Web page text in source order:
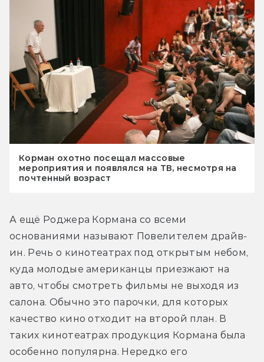
Корман охотно посещал массовые
мероприятия и появлялся на ТВ, несмотря на
почтенный возраст
А ещё Роджера Кормана со всеми
основаниями называют Повелителем драйв-
ин. Речь о кинотеатрах под открытым небом,
куда молодые американцы приезжают на
авто, чтобы смотреть фильмы не выходя из
салона. Обычно это парочки, для которых
качество кино отходит на второй план. В
таких кинотеатрах продукция Кормана была
особенно популярна. Нередко его